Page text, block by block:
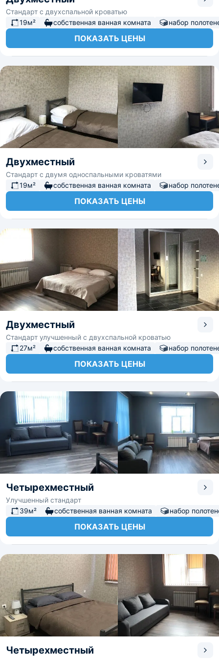
Стандарт с двухспальной кроватью
19м²
собственная ванная комната набор
ПОКАЗАТЬ ЦЕНЫ
Двухместный
Стандарт с двумя односпальными кроватями
19м²
собственная ванная комната набор
ПОКАЗАТЬ ЦЕНЫ
Двухместный
Стандарт улучшенный с двухспальной кроватью
27м²
собственная ванная комната набор
ПОКАЗАТЬ ЦЕНЫ
Четырехместный
Улучшенный стандарт
39м²
собственная ванная комната набор
ПОКАЗАТЬ ЦЕНЫ
Четырехместный